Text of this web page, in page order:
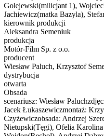
Golejewski(milicjant 1),
Jachiewicz(matka Bazyla),
kierownik produkcji
Aleksandra Semeniuk
produkcja
Motór-Film Sp. z o.o.
producent
Wiesław Paluch, Krzysztof
dystrybucja
otwarta
Obsada
scenariusz: Wiesław
Jacek Łukaszewiczmontaż:
Czyżewiczobsada: Andrzej
Nietupski(Tęgi), Ofelia